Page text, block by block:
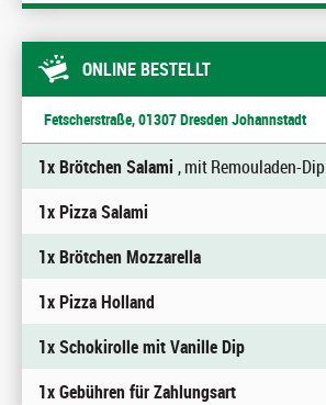
ONLINE BESTELLT
Fetscherstraße, 01307 Dresden Johannstadt
1x Brötchen Salami , mit Remouladen-Dip
1x Pizza Salami
1x Brötchen Mozzarella
1x Pizza Holland
1x Schokirolle mit Vanille Dip
1x Gebühren für Zahlungsart